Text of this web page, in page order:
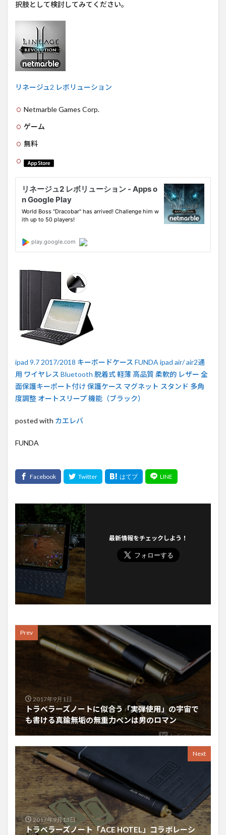
択肢として検討してみてください。
リネージュ2 レボリューション
Netmarble Games Corp.
ゲーム
無料
ipad 9.7 2017/2018 キーボードケース FUNDA ipad air/ air2通
用 ワイヤレス Bluetooth 脱着式 軽薄 高品質 柔軟的 レザー 全
面保護キーポート付け 保護ケース マグネット スタンド 多角
度調整 オートスリープ 機能（ブラック）
posted with カエレバ
FUNDA
最新情報をチェックしよう！
Prev
2017年9月1日
トラベラーズノートに似合う「実弾使用」の宇宙で
も書ける真鍮無垢の無重力ペンは男のロマン
Next
2017年9月13日
トラベラーズノート「ACE HOTEL」コラボレーシ